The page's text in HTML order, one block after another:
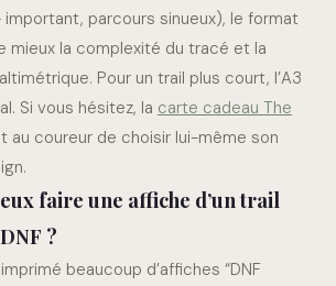
important, parcours sinueux), le format
mieux la complexité du tracé et la
Pour un trail plus court, l’A3
Si vous hésitez, la carte cadeau The
au coureur de choisir lui-même son
faire une affiche d’un trail
?
beaucoup d’affiches “DNF